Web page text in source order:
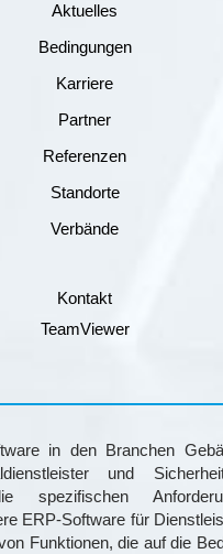
Aktuelles
Bedingungen
Karriere
Partner
Referenzen
Standorte
Verbände
Kontakt
TeamViewer
in den Branchen
und
spezifischen
ERP-Software für
Funktionen, die auf die